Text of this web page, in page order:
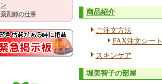
ン
薬剤師の仕事
商品紹介
ご注文方法
FAX注文シート
スキンケア
堀美智子の部屋